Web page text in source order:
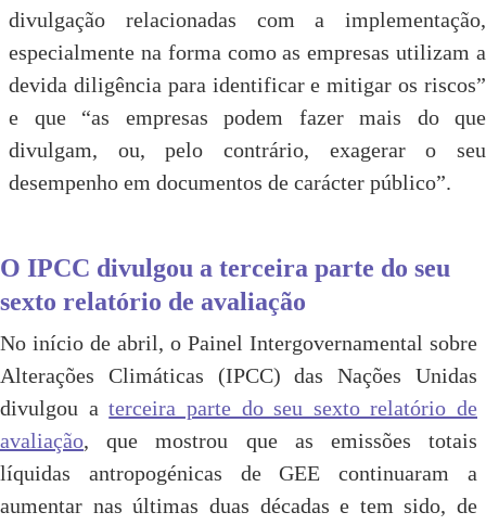
divulgação relacionadas com a implementação,
especialmente na forma como as empresas utilizam a
devida diligência para identificar e mitigar os riscos”
e que “as empresas podem fazer mais do que
divulgam, ou, pelo contrário, exagerar o seu
desempenho em documentos de carácter público”.
O IPCC divulgou a terceira parte do seu
sexto relatório de avaliação
No início de abril, o Painel Intergovernamental sobre
Alterações Climáticas (IPCC) das Nações Unidas
divulgou aterceira parte do seu sexto relatório de
avaliação, que mostrou que as emissões totais
líquidas antropogénicas de GEE continuaram a
aumentar nas últimas duas décadas e tem sido, de